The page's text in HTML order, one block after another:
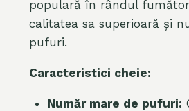
populară în rândul
calitatea sa superioară și
pufuri.
Caracteristici cheie:
Număr mare de pufuri: